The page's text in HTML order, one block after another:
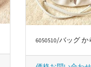
6050510/バッグ から ジバンシー/